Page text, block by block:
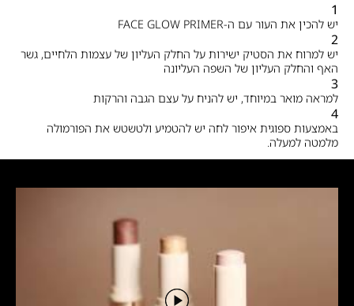
1
יש להכין את העור עם ה-FACE GLOW PRIMER
2
יש למרוח את הסטיק ישירות על החלק העליון של עצמות הלחיים, גשר
האף והחלק העליון של השפה העליונה
3
למראה מואר במיוחד, יש להניח על עצם הגבה והרקות
4
באמצעות ספוגית איפור לחה יש להטמיע ולטשטש את הפורמולה
מלמטה למעלה.